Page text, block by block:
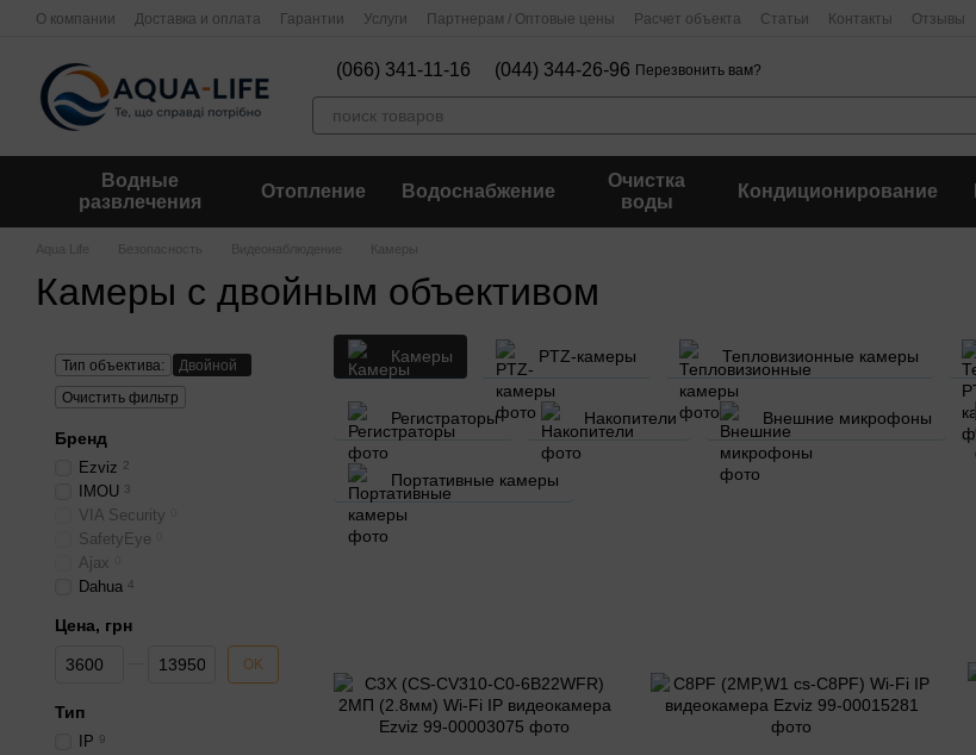
Перейти к основному контенту
О компании Доставка и оплата Гарантии Услуги Партнерам / Оптовые цены Расчет объекта Статьи Контакты Отзывы
(066) 341-11-16 (044) 344-26-96 Перезвонить вам?
Водные
развлечения
Отопление Водоснабжение
Очистка
воды
Кондиционирование
Aqua Life Безопасность Видеонаблюдение Камеры
Камеры с двойным объективом
Камеры PTZ-камеры Тепловизионные камеры
Регистраторы Накопители Внешние микрофоны
Портативные камеры
Тип объектива:
Двойной
Очистить фильтр
Бренд
Ezviz 2
IMOU 3
VIA Security
SafetyEye
Ajax
Dahua 4
Цена, грн
От Цена, грн
До Цена, грн OK
Тип
IP 9